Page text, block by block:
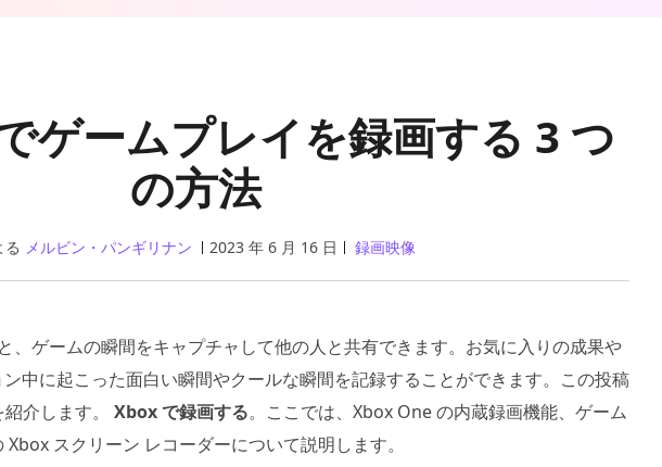
ゲームプレイを録画する 3 つ
の方法
る メルビン・パンギリナン 2023 年 6 月 16 日 録画映像
、ゲームの瞬間をキャプチャして他の人と共有できます。お気に入りの成果や
中に起こった面白い瞬間やクールな瞬間を記録することができます。この投稿
介します。 Xbox で録画する。ここでは、Xbox One の内蔵録画機能、ゲーム
スクリーン レコーダーについて説明します。